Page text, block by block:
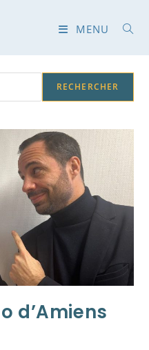
MENU
RECHERCHER
d’Amiens